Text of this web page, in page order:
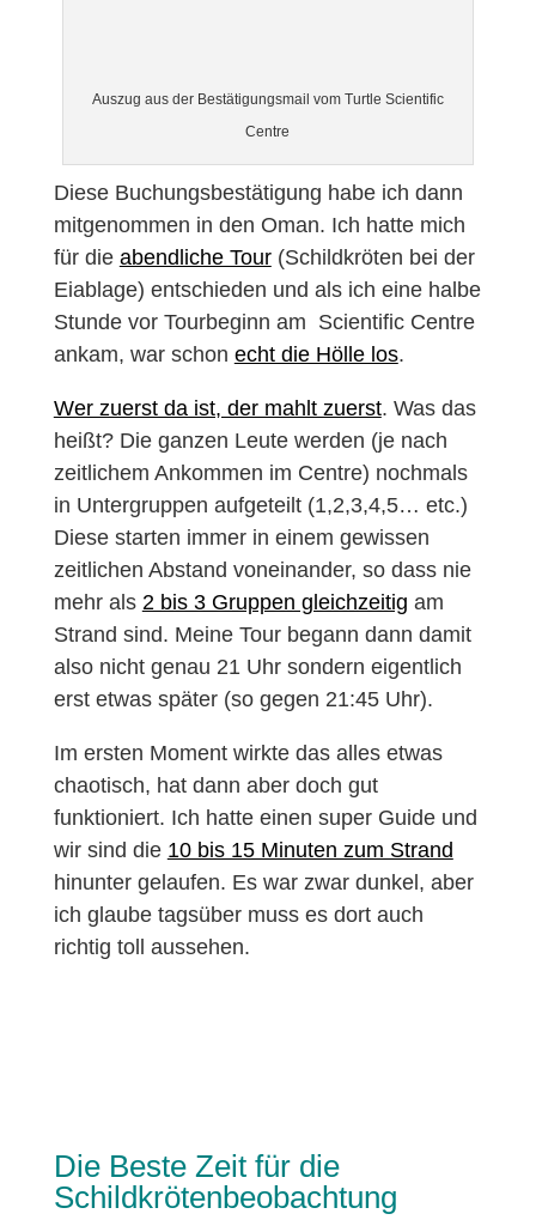
Auszug aus der Bestätigungsmail vom Turtle Scientific
Centre
Diese Buchungsbestätigung habe ich dann
mitgenommen in den Oman. Ich hatte mich
für die abendliche Tour(Schildkröten bei der
Eiablage) entschieden und als ich eine halbe
Stunde vor Tourbeginn am Scientific Centre
ankam, war schon echt die Hölle los.
Wer zuerst da ist, der mahlt zuerst. Was das
heißt? Die ganzen Leute werden (je nach
zeitlichem Ankommen im Centre) nochmals
in Untergruppen aufgeteilt (1,2,3,4,5… etc.)
Diese starten immer in einem gewissen
zeitlichen Abstand voneinander, so dass nie
mehr als 2 bis 3 Gruppen gleichzeitig am
Strand sind. Meine Tour begann dann damit
also nicht genau 21 Uhr sondern eigentlich
erst etwas später (so gegen 21:45 Uhr).
Im ersten Moment wirkte das alles etwas
chaotisch, hat dann aber doch gut
funktioniert. Ich hatte einen super Guide und
wir sind die 10 bis 15 Minuten zum Strand
hinunter gelaufen. Es war zwar dunkel, aber
ich glaube tagsüber muss es dort auch
richtig toll aussehen.
Die Beste Zeit für die
Schildkrötenbeobachtung